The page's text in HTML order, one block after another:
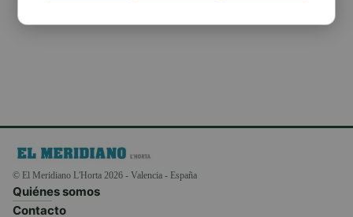
© El Meridiano L'Horta 2026 - Valencia - España
Quiénes somos
Contacto